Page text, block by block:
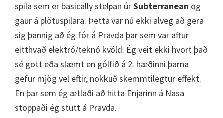
spila sem er basically stelpan úrSubterranean og
gaur á plötuspilara. Þetta var nú ekki alveg að gera
sig þannig að ég fór á Pravda þar sem var aftur
eitthvað elektró/teknó kvöld. Ég veit ekki hvort það
sé gott eða slæmt en gólfið á 2. hæðinni þarna
gefur mjög vel eftir, nokkuð skemmtilegtur effekt.
En þar sem ég ætlaði að hitta Enjarinn á Nasa
stoppaði ég stutt á Pravda.